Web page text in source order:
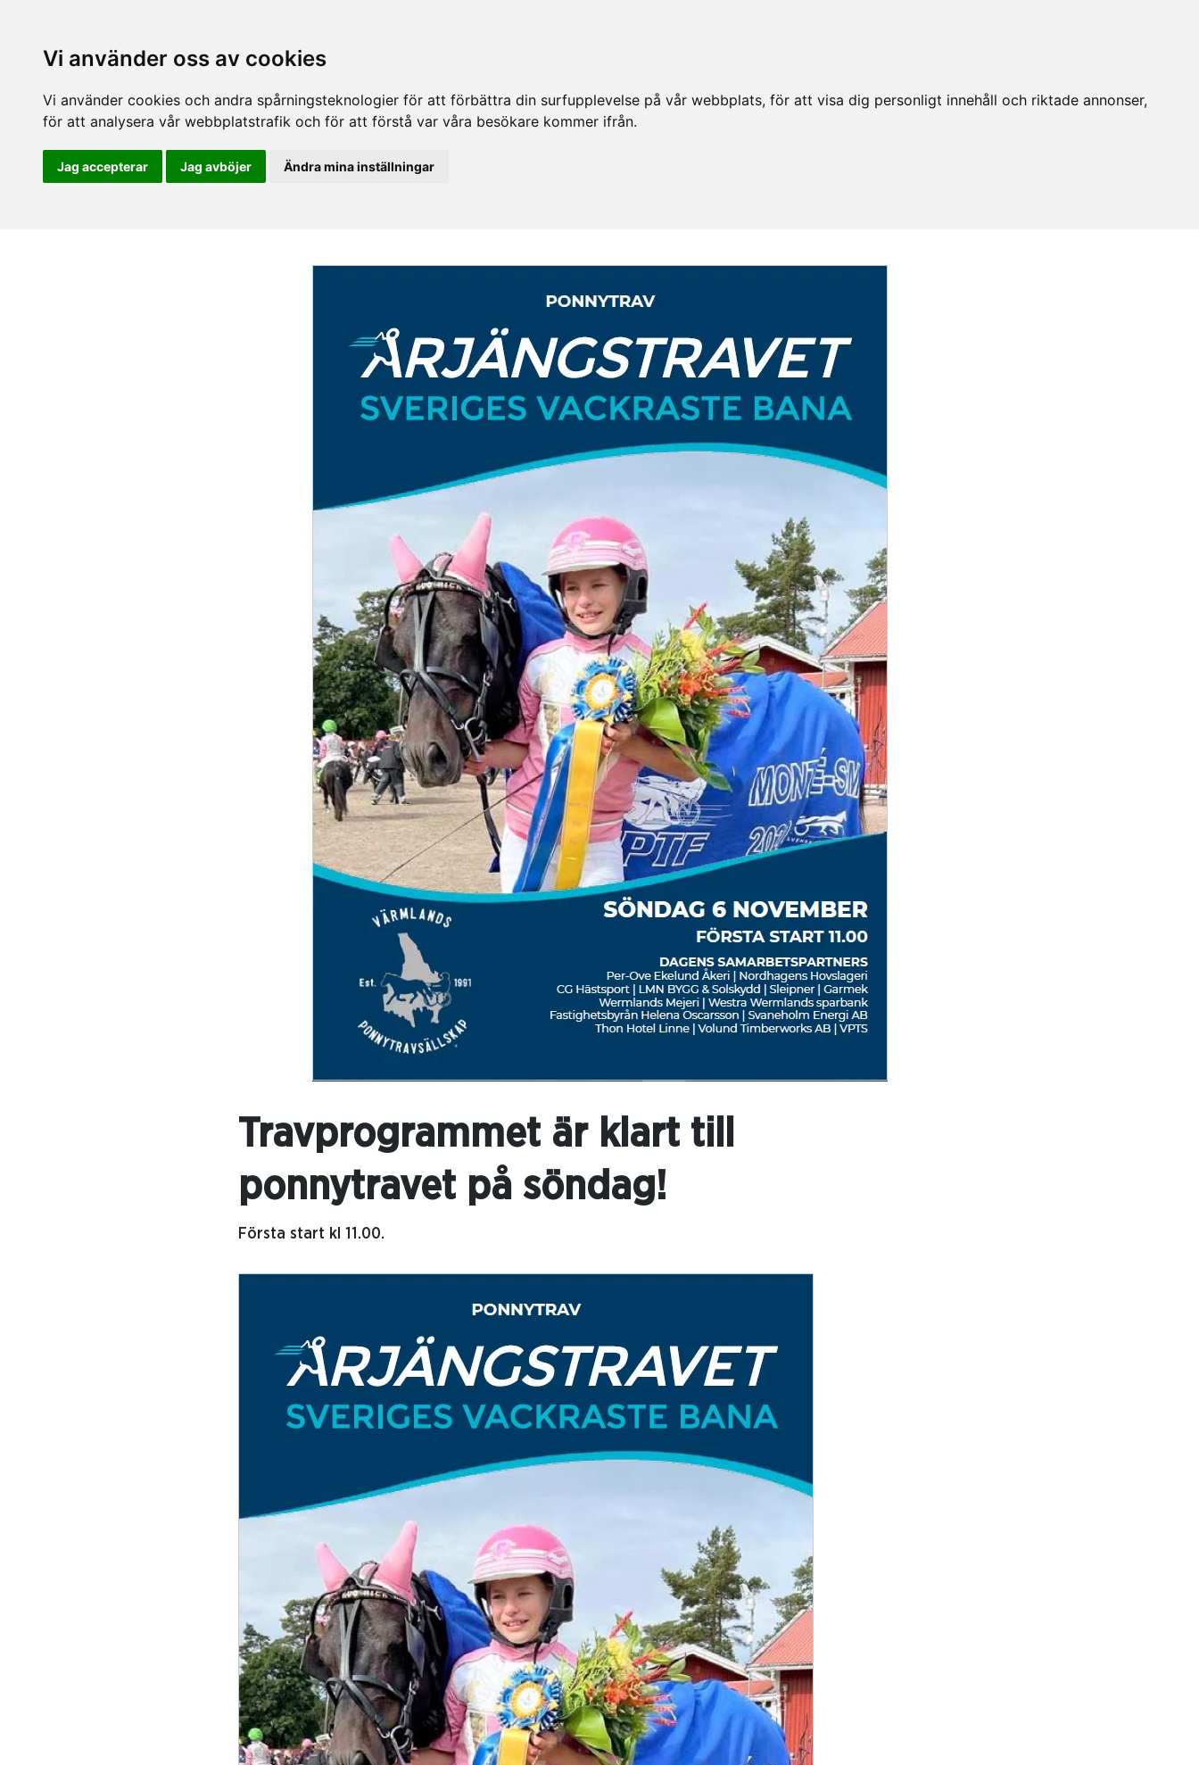
Vi använder oss av cookies
Vi använder cookies och andra spårningsteknologier för att förbättra din surfupplevelse på vår webbplats, för att visa dig personligt innehåll och riktade annonser,
för att analysera vår webbplatstrafik och för att förstå var våra besökare kommer ifrån.
Jag accepterar Jag avböjer Ändra mina inställningar
Travprogrammet är klart till
ponnytravet på söndag!
Första start kl 11.00.